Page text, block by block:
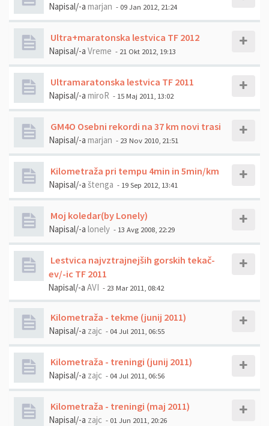
Napisal/-a marjan - 09 Jan 2012, 21:24
Ultra+maratonska lestvica TF 2012
Napisal/-a Vreme - 21 Okt 2012, 19:13
Ultramaratonska lestvica TF 2011
Napisal/-a miroR - 15 Maj 2011, 13:02
GM4O Osebni rekordi na 37 km novi trasi
Napisal/-a marjan - 23 Nov 2010, 21:51
Kilometraža pri tempu 4min in 5min/km
Napisal/-a štenga - 19 Sep 2012, 13:41
Moj koledar(by Lonely)
Napisal/-a lonely - 13 Avg 2008, 22:29
Lestvica najvztrajnejših gorskih tekač-
ev/-ic TF 2011
Napisal/-a AVI - 23 Mar 2011, 08:42
Kilometraža - tekme (junij 2011)
Napisal/-a zajc - 04 Jul 2011, 06:55
Kilometraža - treningi (junij 2011)
Napisal/-a zajc - 04 Jul 2011, 06:56
Kilometraža - treningi (maj 2011)
Napisal/-a zajc - 01 Jun 2011, 20:26